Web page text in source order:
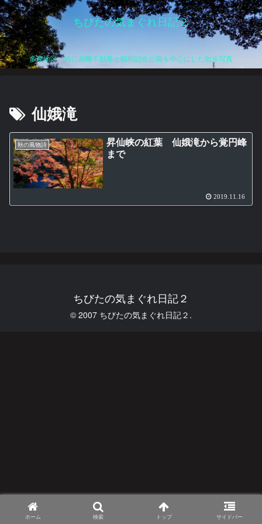
ちびたの気まぐれ日記２
多摩地区、特に高幡不動尊と昭和記念公園を中心にした散歩写真
仙娥滝
秋の風物詩
昇仙峡の紅葉 仙娥滝から覚円峰
まで
2019.11.16
ちびたの気まぐれ日記２
© 2007 ちびたの気まぐれ日記２.
ホーム 検索 トップ サイドバー